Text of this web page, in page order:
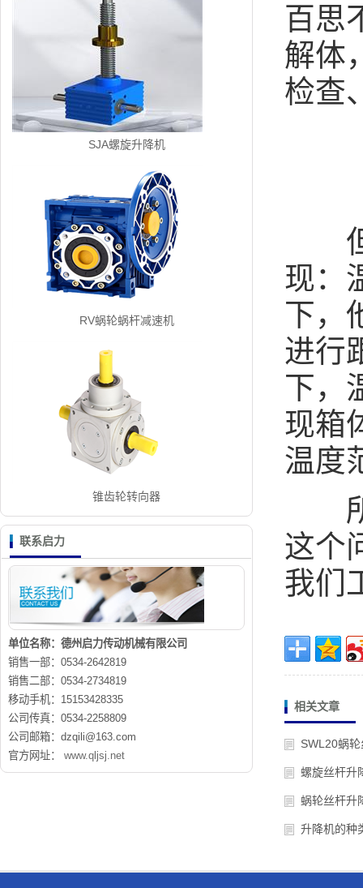
百思
解体
检查
但
现：
下，
进行
下，
现箱
温度
所
这个
我们
相关文章
SWL20蜗
螺旋丝杆升
蜗轮丝杆升
升降机的种
SJA螺旋升降机
RV蜗轮蜗杆减速机
锥齿轮转向器
联系启力
单位名称：德州启力传动机械有限公司
销售一部：0534-2642819
销售二部：0534-2734819
移动手机：15153428335
公司传真：0534-2258809
公司邮箱：dzqili@163.com
官方网址：
www.qljsj.net